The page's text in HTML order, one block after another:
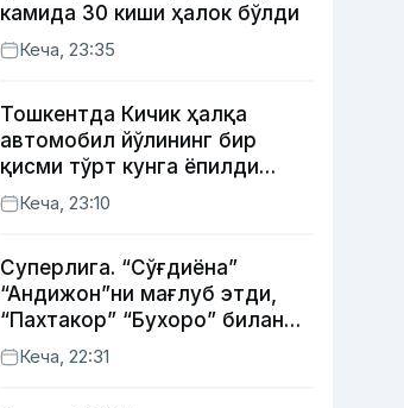
камида 30 киши ҳалок бўлди
Кеча, 23:35
Тошкентда Кичик ҳалқа
автомобил йўлининг бир
қисми тўрт кунга ёпилди
(харита)
Кеча, 23:10
Суперлига. “Сўғдиёна”
“Андижон”ни мағлуб этди,
“Пахтакор” “Бухоро” билан
жанговар дуранг қайд этди
Кеча, 22:31